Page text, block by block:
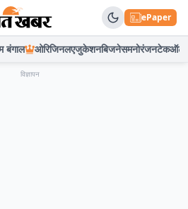
ePaper
बंगाल ओरिजिनलएजुकेशनबिजनेसमनोरंजनटेकऑटो
विज्ञापन